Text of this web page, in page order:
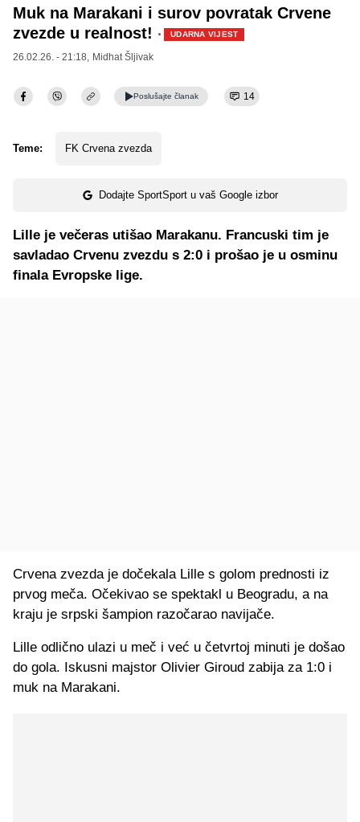
Muk na Marakani i surov povratak Crvene
zvezde u realnost! · UDARNA VIJEST
26.02.26. - 21:18, Midhat Šljivak
Poslušajte članak 14
Teme: FK Crvena zvezda
Dodajte SportSport u vaš Google izbor
Lille je večeras utišao Marakanu. Francuski tim je
savladao Crvenu zvezdu s 2:0 i prošao je u osminu
finala Evropske lige.
Crvena zvezda je dočekala Lille s golom prednosti iz
prvog meča. Očekivao se spektakl u Beogradu, a na
kraju je srpski šampion razočarao navijače.
Lille odlično ulazi u meč i već u četvrtoj minuti je došao
do gola. Iskusni majstor Olivier Giroud zabija za 1:0 i
muk na Marakani.